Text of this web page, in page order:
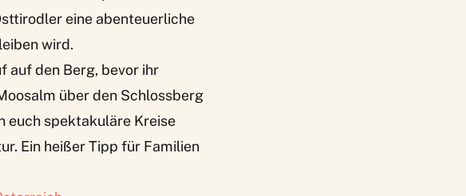
eine abenteuerliche
wird.
auf den Berg, bevor ihr
über den Schlossberg
euch spektakuläre Kreise
Ein heißer Tipp für Familien